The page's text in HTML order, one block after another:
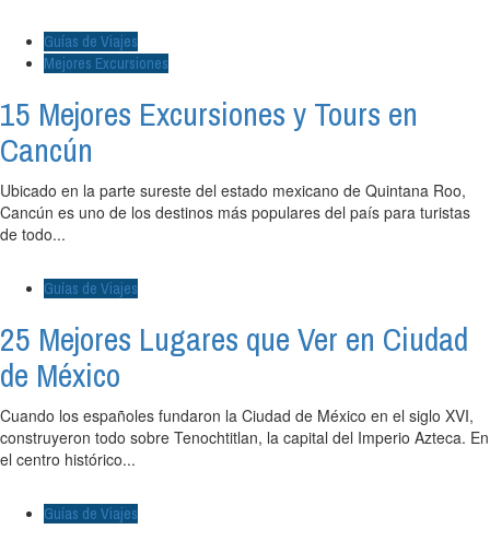
Guías de Viajes
Mejores Excursiones
15 Mejores Excursiones y Tours en
Cancún
Ubicado en la parte sureste del estado mexicano de Quintana Roo,
Cancún es uno de los destinos más populares del país para turistas
de todo...
Guías de Viajes
25 Mejores Lugares que Ver en Ciudad
de México
Cuando los españoles fundaron la Ciudad de México en el siglo XVI,
construyeron todo sobre Tenochtitlan, la capital del Imperio Azteca. En
el centro histórico...
Guías de Viajes